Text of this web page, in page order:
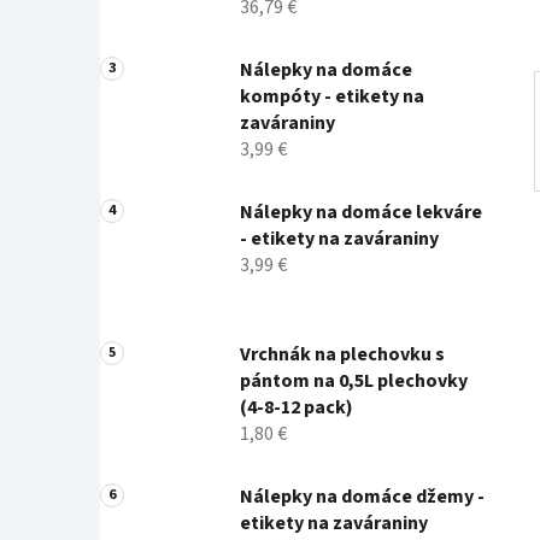
36,79 €
Nálepky na domáce
kompóty - etikety na
zaváraniny
3,99 €
Nálepky na domáce lekváre
- etikety na zaváraniny
3,99 €
Vrchnák na plechovku s
pántom na 0,5L plechovky
(4-8-12 pack)
1,80 €
Nálepky na domáce džemy -
etikety na zaváraniny